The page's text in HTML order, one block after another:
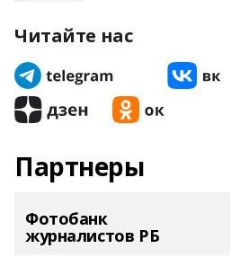
Читайте нас
Партнеры
Фотобанк
журналистов РБ